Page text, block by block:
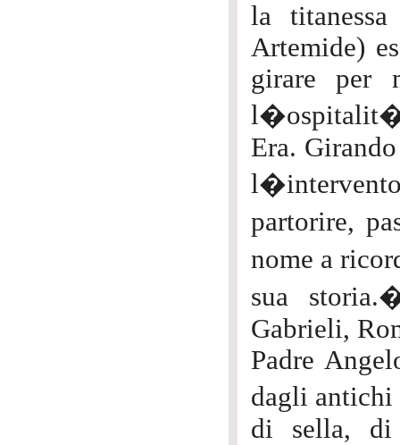
la
Artemide)
girare per
l�ospitalit�
Era.
partorire,
nome a
sua
Gabrieli,
Padre
dagli
di sella, di